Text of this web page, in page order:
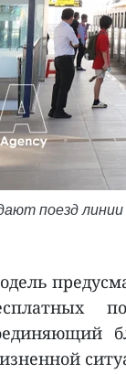
поезд